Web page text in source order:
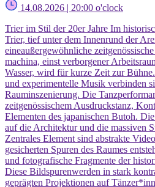
14.08.2026 | 20:00 o'clock
Trier im Stil der 20er Jahre Im
Trier, tief unter dem Innenrund der
eineaußergewöhnliche
machina, einst verborgener
Wasser, wird für kurze Zeit zur
und experimentelle Musik verbinden
Rauminszenierung. Die
zeitgenössischem Ausdruckstanz,
Elementen des japanischen Butoh.
auf die Architektur und die massiven
Zentrales Element sind abstrakte
gesicherten Spuren des Raumes
und fotografische Fragmente der
Diese Bildspurenwerden in stark
geprägten Projektionen auf